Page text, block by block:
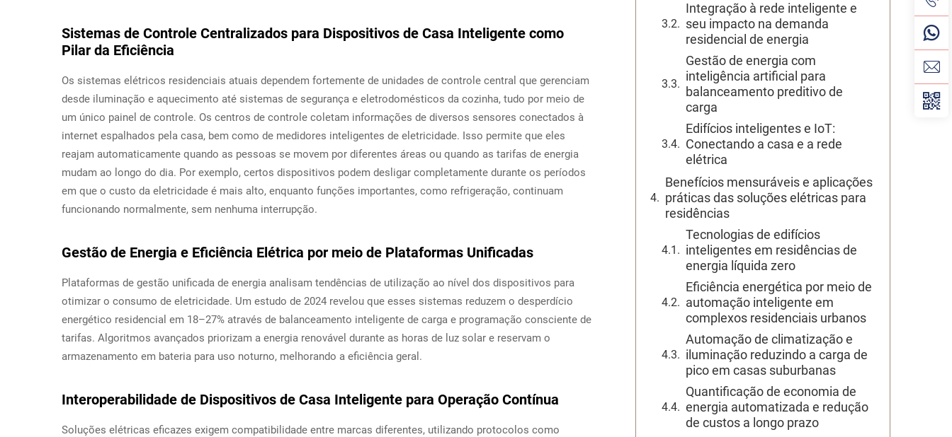
Sistemas de Controle Centralizados para Dispositivos de Casa Inteligente como
Pilar da Eficiência
Os sistemas elétricos residenciais atuais dependem fortemente de unidades de controle central que gerenciam
desde iluminação e aquecimento até sistemas de segurança e eletrodomésticos da cozinha, tudo por meio de
um único painel de controle. Os centros de controle coletam informações de diversos sensores conectados à
internet espalhados pela casa, bem como de medidores inteligentes de eletricidade. Isso permite que eles
reajam automaticamente quando as pessoas se movem por diferentes áreas ou quando as tarifas de energia
mudam ao longo do dia. Por exemplo, certos dispositivos podem desligar completamente durante os períodos
em que o custo da eletricidade é mais alto, enquanto funções importantes, como refrigeração, continuam
funcionando normalmente, sem nenhuma interrupção.
Gestão de Energia e Eficiência Elétrica por meio de Plataformas Unificadas
Plataformas de gestão unificada de energia analisam tendências de utilização ao nível dos dispositivos para
otimizar o consumo de eletricidade. Um estudo de 2024 revelou que esses sistemas reduzem o desperdício
energético residencial em 18–27% através de balanceamento inteligente de carga e programação consciente de
tarifas. Algoritmos avançados priorizam a energia renovável durante as horas de luz solar e reservam o
armazenamento em bateria para uso noturno, melhorando a eficiência geral.
Interoperabilidade de Dispositivos de Casa Inteligente para Operação Contínua
Soluções elétricas eficazes exigem compatibilidade entre marcas diferentes, utilizando protocolos como
Integração à rede inteligente e
seu impacto na demanda
residencial de energia
Gestão de energia com
inteligência artificial para
balanceamento preditivo de
carga
Edifícios inteligentes e IoT:
Conectando a casa e a rede
elétrica
Benefícios mensuráveis e aplicações
práticas das soluções elétricas para
residências
Tecnologias de edifícios
inteligentes em residências de
energia líquida zero
Eficiência energética por meio de
automação inteligente em
complexos residenciais urbanos
Automação de climatização e
iluminação reduzindo a carga de
pico em casas suburbanas
Quantificação de economia de
energia automatizada e redução
de custos a longo prazo